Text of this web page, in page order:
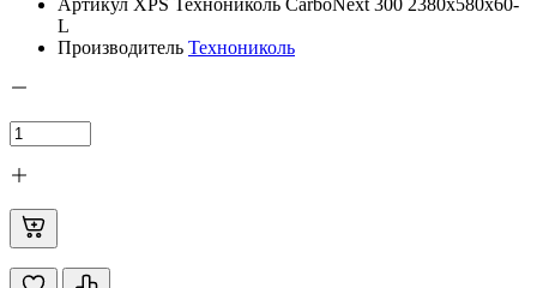
Артикул ХРS Технониколь CarboNext 300 2380х580х60-
L
Производитель Технониколь